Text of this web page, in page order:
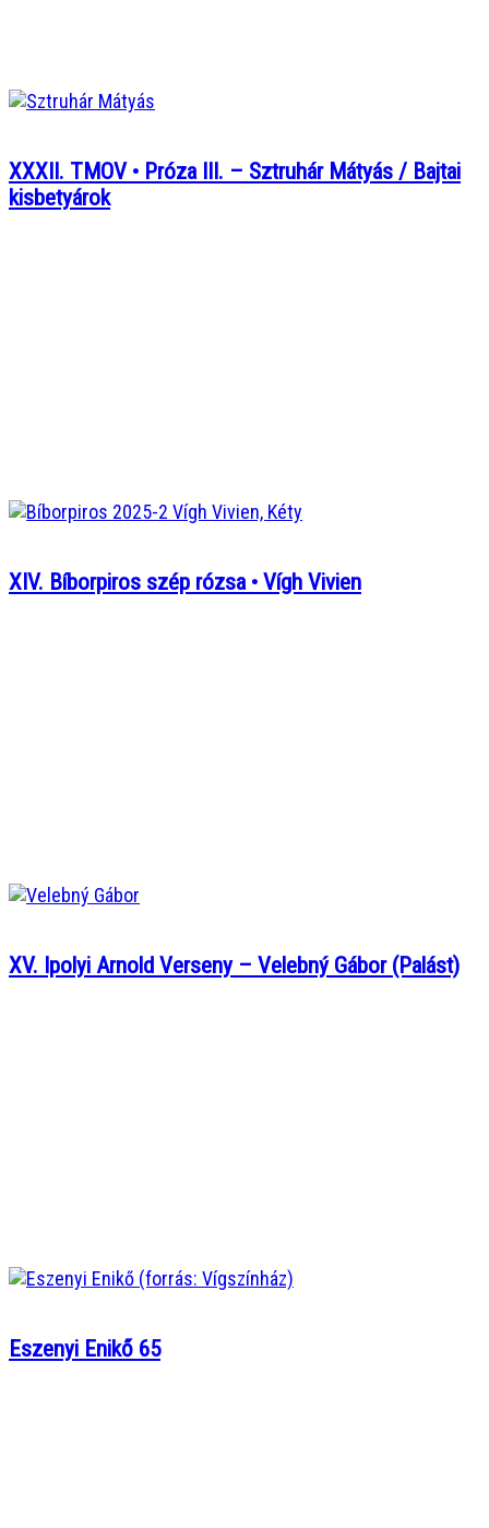
XXXII. TMOV • Próza III. – Sztruhár Mátyás / Bajtai
kisbetyárok
XIV. Bíborpiros szép rózsa • Vígh Vivien
XV. Ipolyi Arnold Verseny – Velebný Gábor (Palást)
Eszenyi Enikő 65